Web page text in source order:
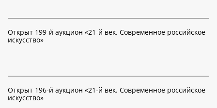
Открыт 199-й аукцион «21-й век. Современное российское
искусство»
Открыт 196-й аукцион «21-й век. Современное российское
искусство»